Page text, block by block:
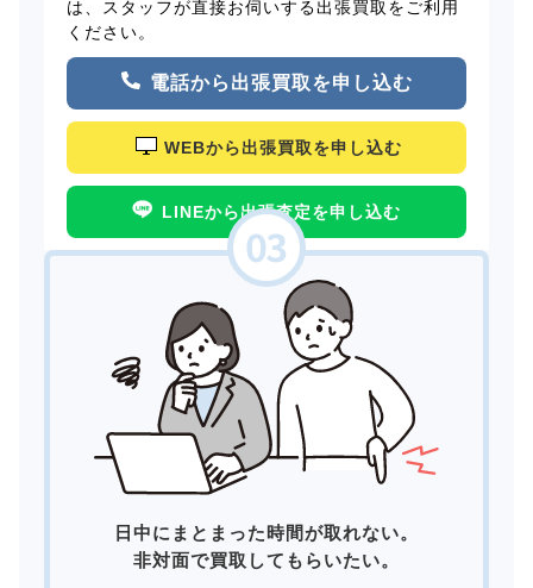
は、スタッフが直接お伺いする出張買取をご利用
ください。
電話から出張買取を申し込む
WEBから出張買取を申し込む
LINEから出張査定を申し込む
日中にまとまった時間が取れない。
非対面で買取してもらいたい。